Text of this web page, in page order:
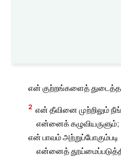
என் குற்றங்களைத்
2 என் தீவினை முற்றிலும்
என்னைக் கழுவியருளும்;
என் பாவம் அற்றுப்போகும்படி
என்னைத்